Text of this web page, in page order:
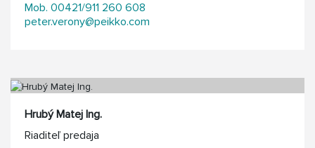
Mob. 00421/911 260 608
peter.verony@peikko.com
Hrubý Matej Ing.
Riaditeľ predaja